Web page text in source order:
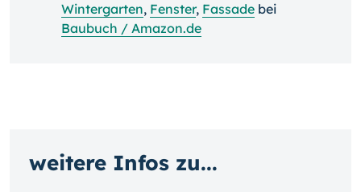
Wintergarten, Fenster, Fassade bei
Baubuch / Amazon.de
weitere Infos zu...